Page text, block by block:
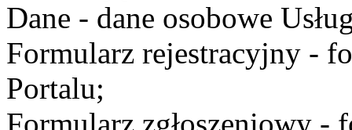
Dane - dane osobowe
Formularz rejestracyjny -
Portalu;